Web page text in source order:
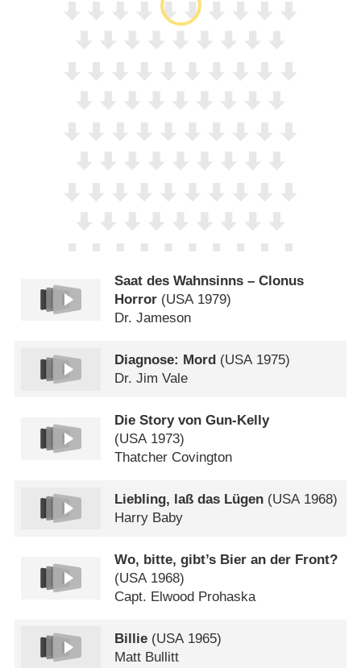
Saat des Wahnsinns – Clonus
Horror (USA1979)
Dr. Jameson
Diagnose: Mord (USA1975)
Dr. Jim Vale
Die Story von Gun-Kelly
(USA1973)
Thatcher Covington
Liebling, laß das Lügen (USA1968)
Harry Baby
Wo, bitte, gibt’s Bier an der Front?
(USA 1968)
Capt. Elwood Prohaska
Billie (USA 1965)
Matt Bullitt